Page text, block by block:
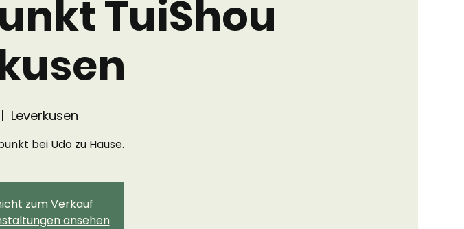
TuiShou
Leverkusen
bei Udo zu Hause.
zum Verkauf
ansehen